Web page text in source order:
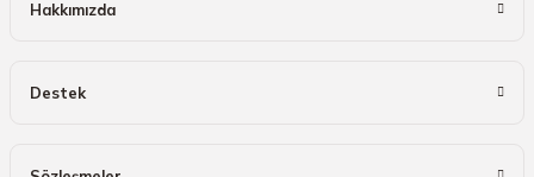
Hakkımızda
Destek